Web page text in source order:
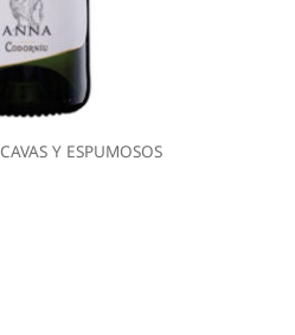
CAVAS Y ESPUMOSOS